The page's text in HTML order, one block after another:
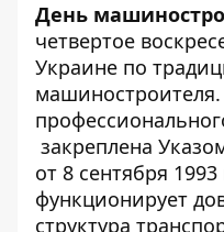
День
четвертое
Украине по
машиностроителя.
закреплена
от 8 сентября
функционирует
структура